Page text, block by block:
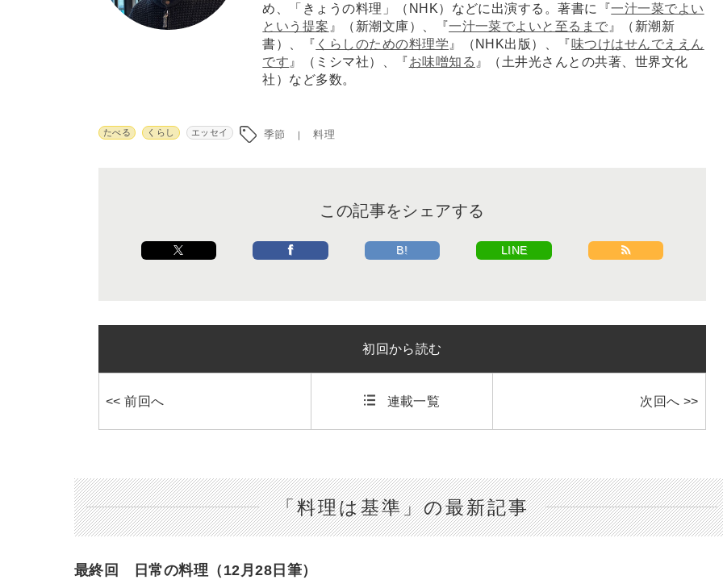
め、「きょうの料理」（NHK）などに出演する。著書に『一汁一菜でよい
という提案 』（新潮文庫）、『一汁一菜でよいと至るまで 』（新潮新
書）、『 くらしのための料理学 』（NHK出版）、『味つけはせんでええん
です 』（ミシマ社）、『お味噌知る 』（土井光さんとの共著、世界文化
社）など多数。
たべる くらし エッセイ 季節 料理
この記事をシェアする
B! LINE
初回から読む
<< 前回へ 連載一覧 次回へ >>
「料理は基準」の最新記事
最終回 日常の料理（12月28日筆）